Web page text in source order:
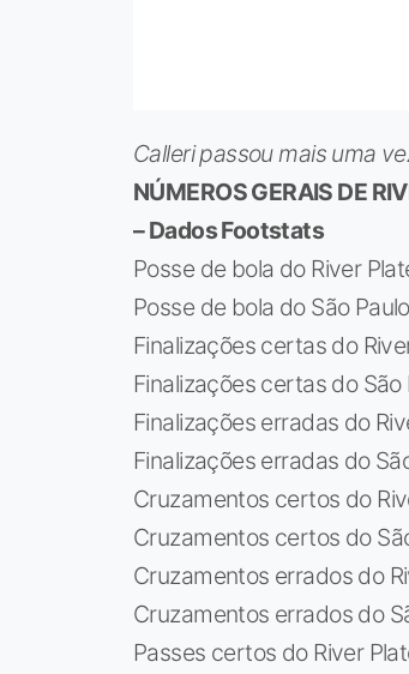
Calleri passou mais uma
NÚMEROS GERAIS DE
– Dados Footstats
Posse de bola do River
Posse de bola do São
Finalizações certas do
Finalizações certas do São
Finalizações erradas do
Finalizações erradas do
Cruzamentos certos do
Cruzamentos certos do
Cruzamentos errados do
Cruzamentos errados do
Passes certos do River